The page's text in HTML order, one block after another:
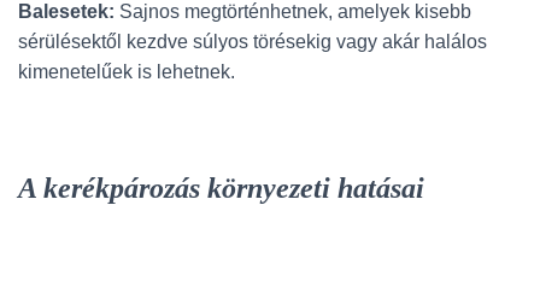
Balesetek: Sajnos megtörténhetnek, amelyek kisebb
sérülésektől kezdve súlyos törésekig vagy akár halálos
kimenetelűek is lehetnek.
A kerékpározás környezeti hatásai